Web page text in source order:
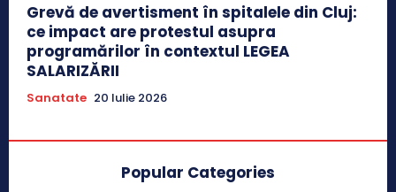
Grevă de avertisment în spitalele din Cluj:
ce impact are protestul asupra
programărilor în contextul LEGEA
SALARIZĂRII
Sanatate 20 Iulie 2026
Popular Categories